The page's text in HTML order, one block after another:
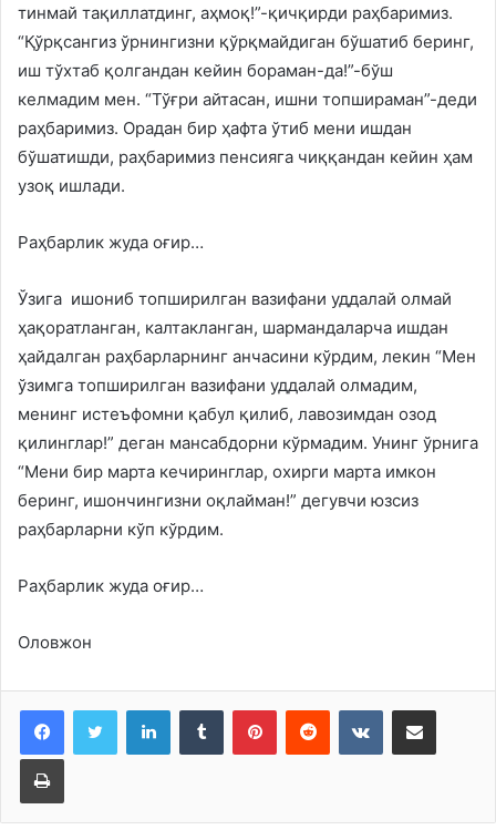
тинмай тақиллатдинг, аҳмоқ!”-қичқирди раҳбаримиз.
“Қўрқсангиз ўрнингизни қўрқмайдиган бўшатиб беринг,
иш тўхтаб қолгандан кейин бораман-да!”-бўш
келмадим мен. “Тўғри айтасан, ишни топшираман”-деди
раҳбаримиз. Орадан бир ҳафта ўтиб мени ишдан
бўшатишди, раҳбаримиз пенсияга чиққандан кейин ҳам
узоқ ишлади.
Раҳбарлик жуда оғир…
Ўзига ишониб топширилган вазифани уддалай олмай
ҳақоратланган, калтакланган, шармандаларча ишдан
ҳайдалган раҳбарларнинг анчасини кўрдим, лекин “Мен
ўзимга топширилган вазифани уддалай олмадим,
менинг истеъфомни қабул қилиб, лавозимдан озод
қилинглар!” деган мансабдорни кўрмадим. Унинг ўрнига
“Мени бир марта кечиринглар, охирги марта имкон
беринг, ишончингизни оқлайман!” дегувчи юзсиз
раҳбарларни кўп кўрдим.
Раҳбарлик жуда оғир…
Оловжон
LinkedInTumblr PinterestReddit VKontakteShare via Email
Print